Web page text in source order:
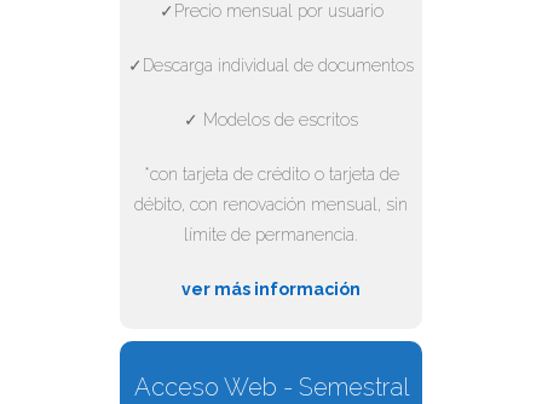
✓Precio mensual por usuario
✓Descarga individual de documentos
✓ Modelos de escritos
*con tarjeta de crédito o tarjeta de
débito, con renovación mensual, sin
límite de permanencia.
ver más información
Acceso Web - Semestral